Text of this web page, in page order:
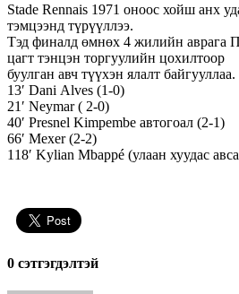
Stade Rennais 1971 оноос хойш анх
тэмцээнд түрүүллээ.
Тэд финалд өмнөх 4 жилийн аврага
цагт тэнцэн торгуулийн цохилтоор
буулган авч түүхэн ялалт байгууллаа.
13′ Dani Alves (1-0)
21′ Neymar ( 2-0)
40′ Presnel Kimpembe автогоал (2-1)
66′ Mexer (2-2)
118′ Kylian Mbappé (улаан хуудас
0 cэтгэгдэлтэй